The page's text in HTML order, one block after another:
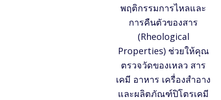
พฤติกรรมการไหลและ
การคืนตัวของสาร
(Rheological
Properties) ช่วยให้คุณ
ตรวจวัดของเหลว สาร
เคมี อาหาร เครื่องสำอาง
และผลิตภัณฑ์ปิโตรเคมี